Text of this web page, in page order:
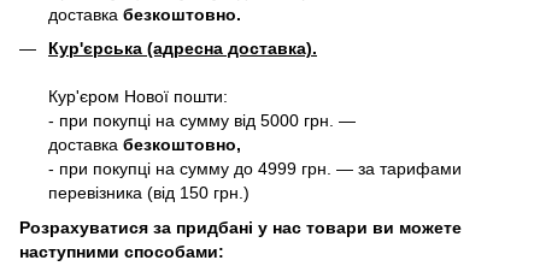
доставка безкоштовно.
Кур'єрська (адресна доставка).
Кур'єром Нової пошти:
- при покупці на сумму від 5000 грн. —
доставка безкоштовно,
- при покупці на сумму до 4999 грн. — за тарифами
перевізника (від 150 грн.)
Розрахуватися за придбані у нас товари ви можете
наступними способами: